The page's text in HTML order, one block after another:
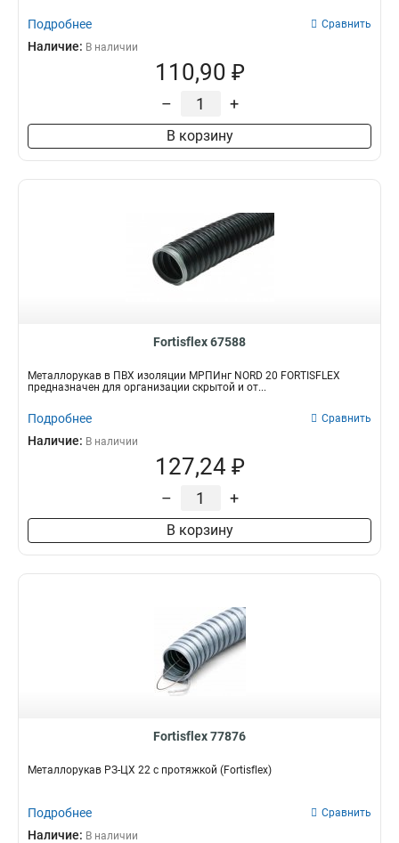
Подробнее Сравнить
Наличие: В наличии
110,90 ₽
– +
В корзину
Fortisflex 67588
Металлорукав в ПВХ изоляции МРПИнг NORD 20 FORTISFLEX
предназначен для организации скрытой и от...
Подробнее Сравнить
Наличие: В наличии
127,24 ₽
– +
В корзину
Fortisflex 77876
Металлорукав РЗ-ЦХ 22 с протяжкой (Fortisflex)
Подробнее Сравнить
Наличие: В наличии